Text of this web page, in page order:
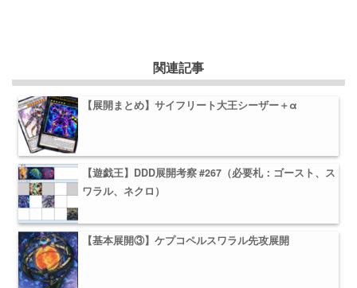
関連記事
【展開まとめ】サイフリート大王シーザー＋α
【遊戯王】DDD展開考察 #267（必要札：ゴースト、ス
ワラル、ネクロ）
【基本展開③】ケプコペルスワラル先攻展開